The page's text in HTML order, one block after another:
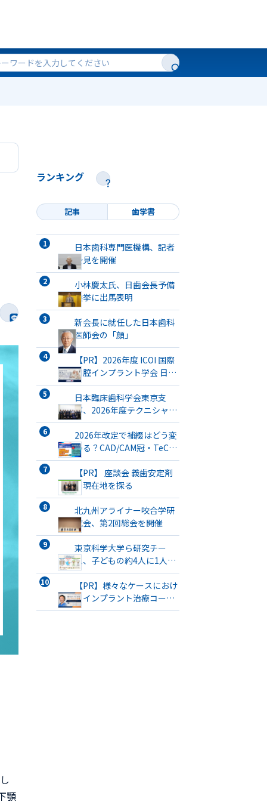
顎
ランキング
記事 歯学書
日本歯科専門医機構、記者
会見を開催
小林慶太氏、日歯会長予備
選挙に出馬表明
新会長に就任した日本歯科
医師会の「顔」
【PR】2026年度 ICOI 国際
口腔インプラント学会 日本
支部総会・学術大会開催
日本臨床歯科学会東京支
部、2026年度テクニシャン
ミーティングを開催
2026年改定で補綴はどう変
わる？CAD/CAM冠・TeC・
義管／歯リハ1・チタンブリ
ッジ・3次元プリント有床義
歯まで詳解
【PR】 座談会 義歯安定剤
の現在地を探る
北九州アライナー咬合学研
究会、第2回総会を開催
東京科学大学ら研究チー
ム、子どもの約4人に1人が
口腔機能発達不全症に該当
すると発表
【PR】様々なケースにおけ
るインプラント治療コース
開催